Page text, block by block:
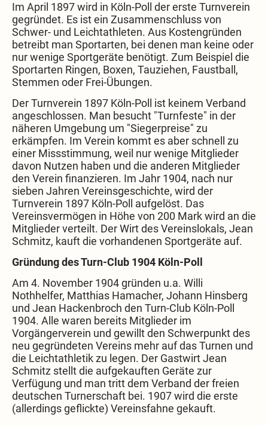
Im April 1897 wird in Köln-Poll der erste Turnverein
gegründet. Es ist ein Zusammenschluss von
Schwer- und Leichtathleten. Aus Kostengründen
betreibt man Sportarten, bei denen man keine oder
nur wenige Sportgeräte benötigt. Zum Beispiel die
Sportarten Ringen, Boxen, Tauziehen, Faustball,
Stemmen oder Frei-Übungen.
Der Turnverein 1897 Köln-Poll ist keinem Verband
angeschlossen. Man besucht "Turnfeste" in der
näheren Umgebung um "Siegerpreise" zu
erkämpfen. Im Verein kommt es aber schnell zu
einer Missstimmung, weil nur wenige Mitglieder
davon Nutzen haben und die anderen Mitglieder
den Verein finanzieren. Im Jahr 1904, nach nur
sieben Jahren Vereinsgeschichte, wird der
Turnverein 1897 Köln-Poll aufgelöst. Das
Vereinsvermögen in Höhe von 200 Mark wird an die
Mitglieder verteilt. Der Wirt des Vereinslokals, Jean
Schmitz, kauft die vorhandenen Sportgeräte auf.
Gründung des Turn-Club 1904 Köln-Poll
Am 4. November 1904 gründen u.a. Willi
Nothhelfer, Matthias Hamacher, Johann Hinsberg
und Jean Hackenbroch den Turn-Club Köln-Poll
1904. Alle waren bereits Mitglieder im
Vorgängerverein und gewillt den Schwerpunkt des
neu gegründeten Vereins mehr auf das Turnen und
die Leichtathletik zu legen. Der Gastwirt Jean
Schmitz stellt die aufgekauften Geräte zur
Verfügung und man tritt dem Verband der freien
deutschen Turnerschaft bei. 1907 wird die erste
(allerdings geflickte) Vereinsfahne gekauft.